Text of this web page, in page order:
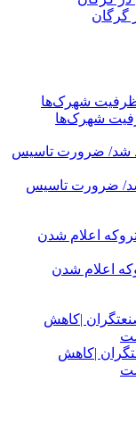
شهرک‌ها
شد/ ضرورت تاسیس
اعلام شدن
|کاهش